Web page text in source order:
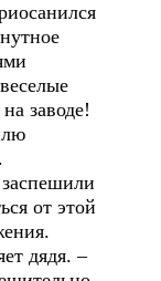
заводе!
от этой
дядя. –